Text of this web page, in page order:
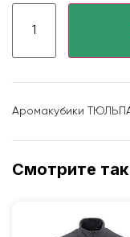
Аромакубики
Смотрите